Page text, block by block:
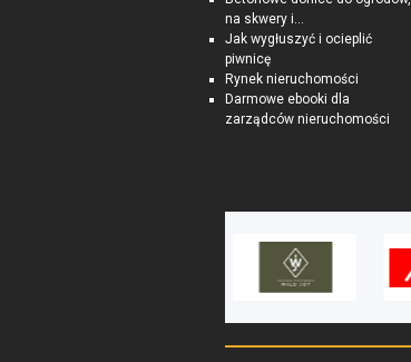
na skwery i...
Jak wygłuszyć i ocieplić
piwnicę
Rynek nieruchomości
Darmowe ebooki dla
zarządców nieruchomości